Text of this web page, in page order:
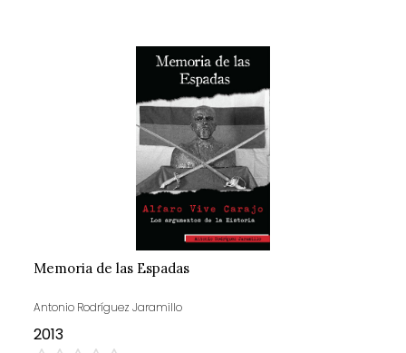
Memoria de las Espadas
Antonio Rodríguez Jaramillo
2013